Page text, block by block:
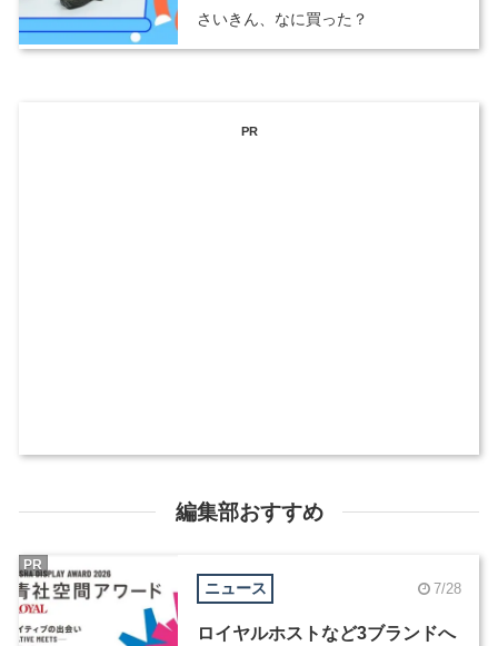
さいきん、なに買った？
PR
編集部おすすめ
ニュース 7/28
ロイヤルホストなど3ブランドへ
PR